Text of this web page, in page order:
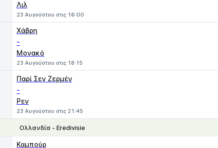
Λιλ
23 Αυγούστου στις 16:00
Χάβρη
-
Μονακό
23 Αυγούστου στις 18:15
Παρί Σεν Ζερμέν
-
Ρεν
23 Αυγούστου στις 21:45
Ολλανδία - Eredivisie
Καμπούρ